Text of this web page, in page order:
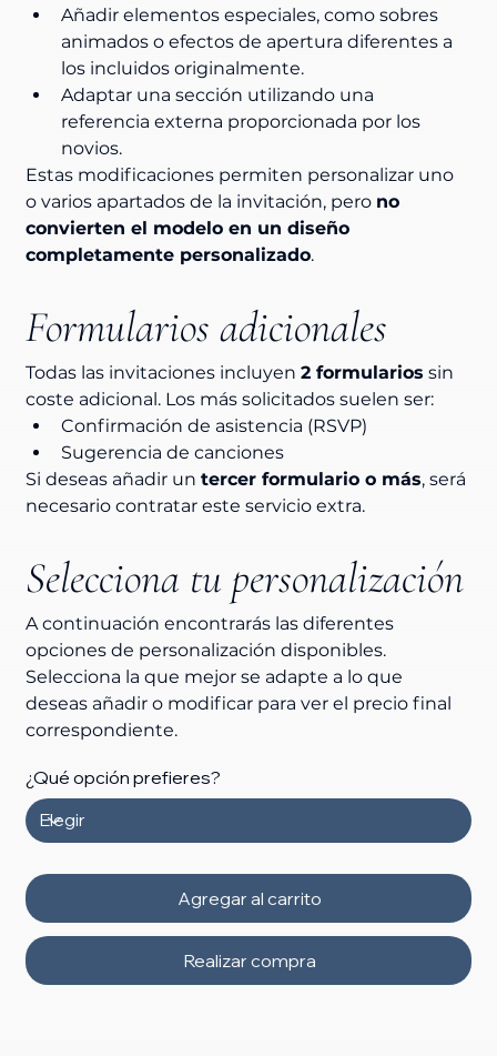
Añadir elementos especiales, como sobres
animados o efectos de apertura diferentes a
los incluidos originalmente.
Adaptar una sección utilizando una
referencia externa proporcionada por los
novios.
Estas modificaciones permiten personalizar uno
o varios apartados de la invitación, pero no
convierten el modelo en un diseño
completamente personalizado.
Formularios adicionales
Todas las invitaciones incluyen 2 formularios sin
coste adicional. Los más solicitados suelen ser:
Confirmación de asistencia (RSVP)
Sugerencia de canciones
Si deseas añadir un tercer formulario o más, será
necesario contratar este servicio extra.
Selecciona tu personalización
A continuación encontrarás las diferentes
opciones de personalización disponibles.
Selecciona la que mejor se adapte a lo que
deseas añadir o modificar para ver el precio final
correspondiente.
¿Qué opción prefieres?
Agregar al carrito
Realizar compra